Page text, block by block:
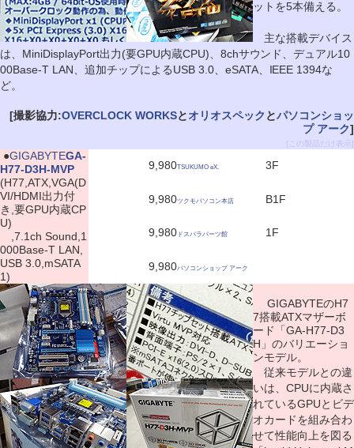
ットを5本備える。
主な搭載デバイス
は、MiniDisplayPort出力(要GPU内蔵CPU)、8chサウンド、デュアル10
00Base-T LAN、追加チップによるUSB 3.0、eSATA、IEEE 1394な
ど。
[撮影協力:OVERCLOCK WORKSとオリオスペック とパソコンショッ
プ アーク]
[この製品だけ表示]
●GIGABYTEGA-
H77-D3H-MVP
(H77,ATX,VGA(D
VI/HDMI出力付
き,要GPU内蔵CP
U)
,7.1ch Sound,1
000Base-T LAN,
USB 3.0,mSATA
1)
9,980TSUKUMO eX. 3F
9,980ツクモパソコン本店 B1F
9,980 ドスパラパーツ館 1F
9,980パソコンショップ アーク
GIGABYTEのH7
7搭載ATXマザーボ
ード「GA-H77-D3
H」のバリエーショ
ンモデル。
従来モデルとの違
いは、CPUに内蔵さ
れているGPUとビデ
オカードを組み合わ
せて性能向上を図る